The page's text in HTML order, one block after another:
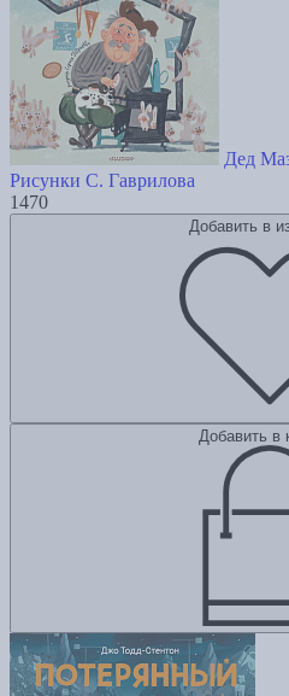
Дед
Рисунки С. Гаврилова
1470
Добавить в
Добавить в